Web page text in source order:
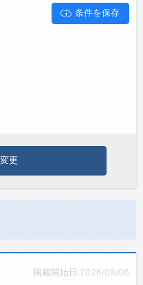
トであるジョブズゴーでは
人情報を175件取り扱って
ており、転職だけでなく、
再就職も可能です。 長野県
条件を保存
更
掲載開始日:2026/08/06